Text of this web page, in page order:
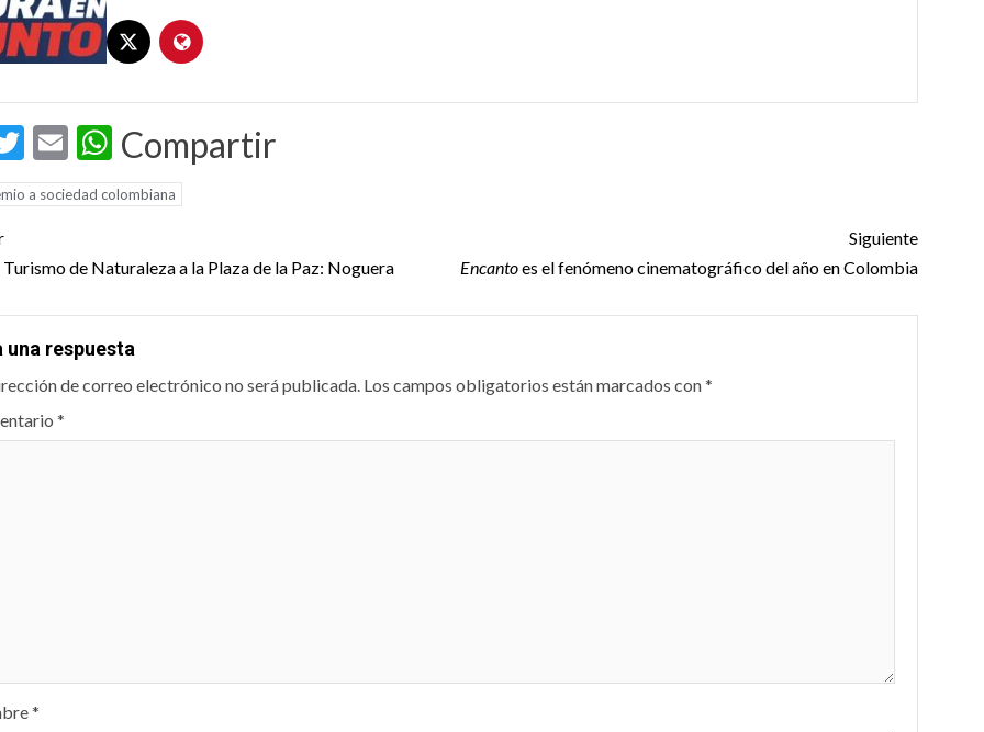
Twitter
EmailWhatsApp
Compartir
a sociedad colombiana
Turismo de Naturaleza a la Plaza de la Paz: Noguera
Siguiente
Encantoes el fenómeno cinematográfico del año en Colombia
una respuesta
de correo electrónico no será publicada. Los campos obligatorios están marcados con*
*
*